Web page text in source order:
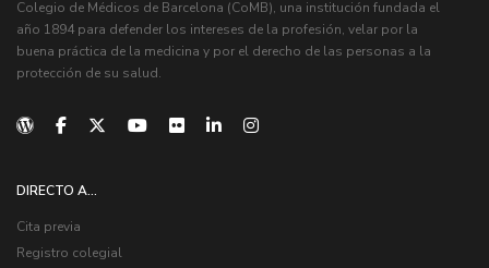
Colegio de Médicos de Barcelona (CoMB), una institución fundada el
año 1894 para defender los intereses de la profesión, velar por la
buena práctica de la medicina y por el derecho de las personas a la
protección de su salud.
DIRECTO A...
Cita previa
Registro colegial